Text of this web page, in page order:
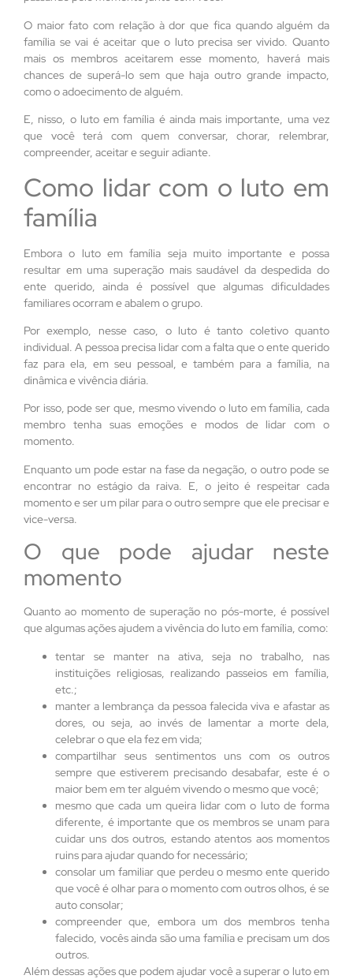
O maior fato com relação à dor que fica quando alguém da
família se vai é aceitar que o luto precisa ser vivido. Quanto
mais os membros aceitarem esse momento, haverá mais
chances de superá-lo sem que haja outro grande impacto,
como o adoecimento de alguém.
E, nisso, o luto em família é ainda mais importante, uma vez
que você terá com quem conversar, chorar, relembrar,
compreender, aceitar e seguir adiante.
Como lidar com o luto em
família
Embora o luto em família seja muito importante e possa
resultar em uma superação mais saudável da despedida do
ente querido, ainda é possível que algumas dificuldades
familiares ocorram e abalem o grupo.
Por exemplo, nesse caso, o luto é tanto coletivo quanto
individual. A pessoa precisa lidar com a falta que o ente querido
faz para ela, em seu pessoal, e também para a família, na
dinâmica e vivência diária.
Por isso, pode ser que, mesmo vivendo o luto em família, cada
membro tenha suas emoções e modos de lidar com o
momento.
Enquanto um pode estar na fase da negação, o outro pode se
encontrar no estágio da raiva. E, o jeito é respeitar cada
momento e ser um pilar para o outro sempre que ele precisar e
vice-versa.
O que pode ajudar neste
momento
Quanto ao momento de superação no pós-morte, é possível
que algumas ações ajudem a vivência do luto em família, como:
tentar se manter na ativa, seja no trabalho, nas
instituições religiosas, realizando passeios em família,
etc.;
manter a lembrança da pessoa falecida viva e afastar as
dores, ou seja, ao invés de lamentar a morte dela,
celebrar o que ela fez em vida;
compartilhar seus sentimentos uns com os outros
sempre que estiverem precisando desabafar, este é o
maior bem em ter alguém vivendo o mesmo que você;
mesmo que cada um queira lidar com o luto de forma
diferente, é importante que os membros se unam para
cuidar uns dos outros, estando atentos aos momentos
ruins para ajudar quando for necessário;
consolar um familiar que perdeu o mesmo ente querido
que você é olhar para o momento com outros olhos, é se
auto consolar;
compreender que, embora um dos membros tenha
falecido, vocês ainda são uma família e precisam um dos
outros.
Além dessas ações que podem ajudar você a superar o luto em